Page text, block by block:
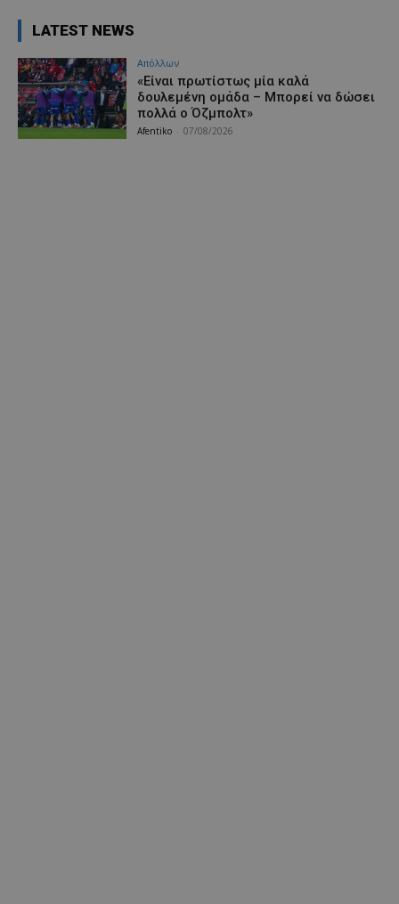
LATEST NEWS
Απόλλων
«Είναι πρωτίστως μία καλά
δουλεμένη ομάδα – Μπορεί να δώσει
πολλά ο Όζμπολτ»
Afentiko 07/08/2026